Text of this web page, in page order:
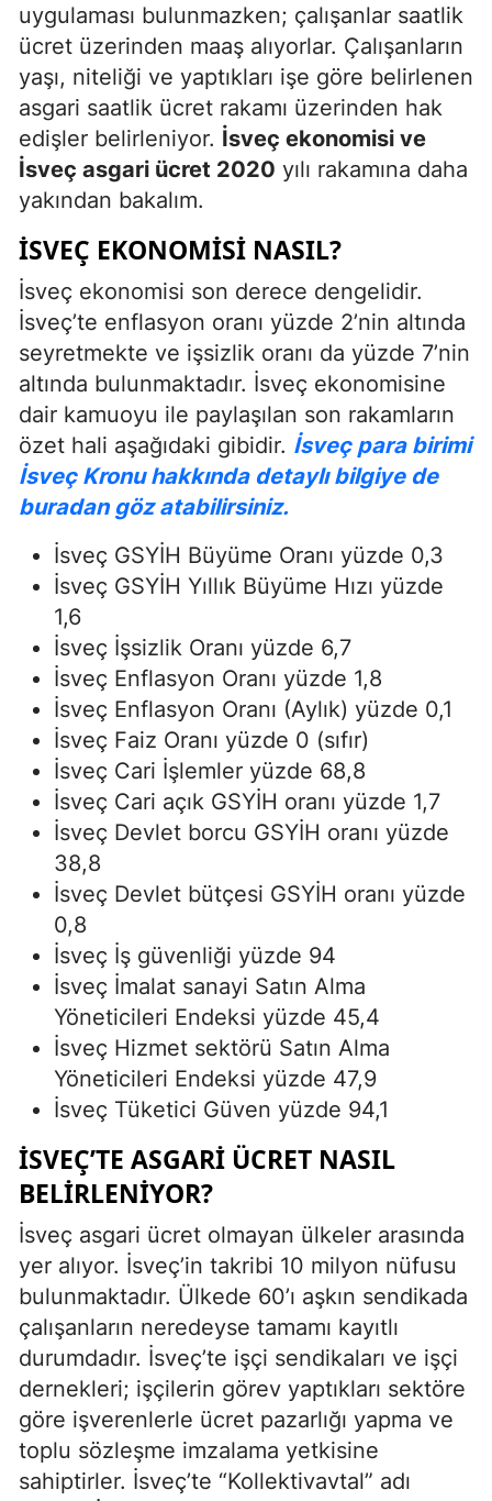
uygulaması bulunmazken; çalışanlar saatlik
ücret üzerinden maaş alıyorlar. Çalışanların
yaşı, niteliği ve yaptıkları işe göre belirlenen
asgari saatlik ücret rakamı üzerinden hak
edişler belirleniyor. İsveç ekonomisi ve
İsveç asgari ücret 2020 yılı rakamına daha
yakından bakalım.
İSVEÇ EKONOMISI NASIL?
İsveç ekonomisi son derece dengelidir.
İsveç’te enflasyon oranı yüzde 2’nin altında
seyretmekte ve işsizlik oranı da yüzde 7’nin
altında bulunmaktadır. İsveç ekonomisine
dair kamuoyu ile paylaşılan son rakamların
özet hali aşağıdaki gibidir. İsveç para birimi
İsveç Kronu hakkında detaylı bilgiye de
buradan göz atabilirsiniz.
İsveç GSYİH Büyüme Oranı yüzde 0,3
İsveç GSYİH Yıllık Büyüme Hızı yüzde
1,6
İsveç İşsizlik Oranı yüzde 6,7
İsveç Enflasyon Oranı yüzde 1,8
İsveç Enflasyon Oranı (Aylık) yüzde 0,1
İsveç Faiz Oranı yüzde 0 (sıfır)
İsveç Cari İşlemler yüzde 68,8
İsveç Cari açık GSYİH oranı yüzde 1,7
İsveç Devlet borcu GSYİH oranı yüzde
38,8
İsveç Devlet bütçesi GSYİH oranı yüzde
0,8
İsveç İş güvenliği yüzde 94
İsveç İmalat sanayi Satın Alma
Yöneticileri Endeksi yüzde 45,4
İsveç Hizmet sektörü Satın Alma
Yöneticileri Endeksi yüzde 47,9
İsveç Tüketici Güven yüzde 94,1
İSVEÇ’TE ASGARI ÜCRET NASIL
BELIRLENIYOR?
İsveç asgari ücret olmayan ülkeler arasında
yer alıyor. İsveç’in takribi 10 milyon nüfusu
bulunmaktadır. Ülkede 60’ı aşkın sendikada
çalışanların neredeyse tamamı kayıtlı
durumdadır. İsveç’te işçi sendikaları ve işçi
dernekleri; işçilerin görev yaptıkları sektöre
göre işverenlerle ücret pazarlığı yapma ve
toplu sözleşme imzalama yetkisine
sahiptirler. İsveç’te “Kollektivavtal” adı